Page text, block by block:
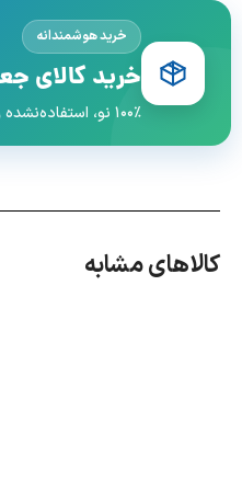
خرید هوشمندانه
خرید کالای
۱۰۰٪ نو، استفاده‌نشده و دارای گارانتی معتبر؛ فقط با بسته‌بندی آسیب‌دیده و قیمت اقتصادی‌تر.
کالاهای مشابه